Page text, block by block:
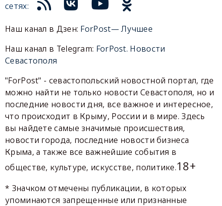
сетях:
Наш канал в Дзен: ForPost— Лучшее
Наш канал в Telegram: ForPost. Новости
Севастополя
"ForPost" - севастопольский новостной портал, где
можно найти не только новости Севастополя, но и
последние новости дня, все важное и интересное,
что происходит в Крыму, России и в мире. Здесь
вы найдете самые значимые происшествия,
новости города, последние новости бизнеса
Крыма, а также все важнейшие события в
обществе, культуре, искусстве, политике.18+
* Значком отмечены публикации, в которых
упоминаются запрещенные или признанные